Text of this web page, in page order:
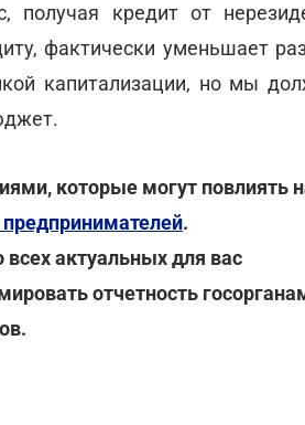
получая кредит от
фактически уменьшает
капитализации, но мы
которые могут повлиять
.
всех актуальных для вас
отчетность